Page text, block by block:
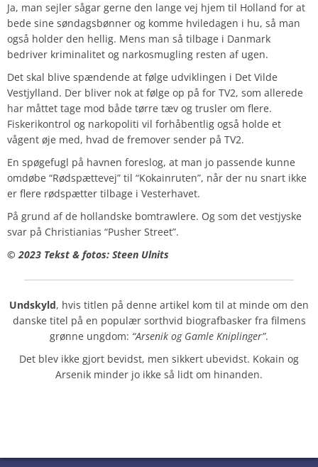
Ja, man sejler sågar gerne den lange vej hjem til Holland for at
bede sine søndagsbønner og komme hviledagen i hu, så man
også holder den hellig. Mens man så tilbage i Danmark
bedriver kriminalitet og narkosmugling resten af ugen.
Det skal blive spændende at følge udviklingen i Det Vilde
Vestjylland. Der bliver nok at følge op på for TV2, som allerede
har måttet tage mod både tørre tæv og trusler om flere.
Fiskerikontrol og narkopoliti vil forhåbentlig også holde et
vågent øje med, hvad de fremover sender på TV2.
En spøgefugl på havnen foreslog, at man jo passende kunne
omdøbe “Rødspættevej” til “Kokainruten”, når der nu snart ikke
er flere rødspætter tilbage i Vesterhavet.
På grund af de hollandske bomtrawlere. Og som det vestjyske
svar på Christianias “Pusher Street”.
© 2023 Tekst & fotos: Steen Ulnits
Undskyld, hvis titlen på denne artikel kom til at minde om den
danske titel på en populær sorthvid biografbasker fra filmens
grønne ungdom: “Arsenik og Gamle Kniplinger”.
Det blev ikke gjort bevidst, men sikkert ubevidst. Kokain og
Arsenik minder jo ikke så lidt om hinanden.